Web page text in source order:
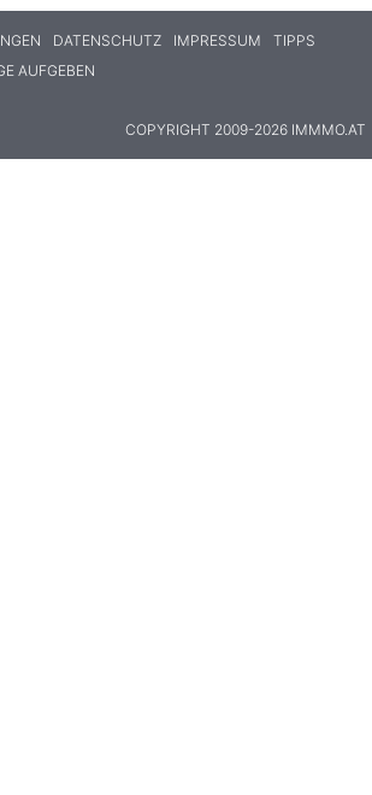
DATENSCHUTZ IMPRESSUM
TIPPS
AUFGEBEN
COPYRIGHT 2009-2026 IMMMO.AT